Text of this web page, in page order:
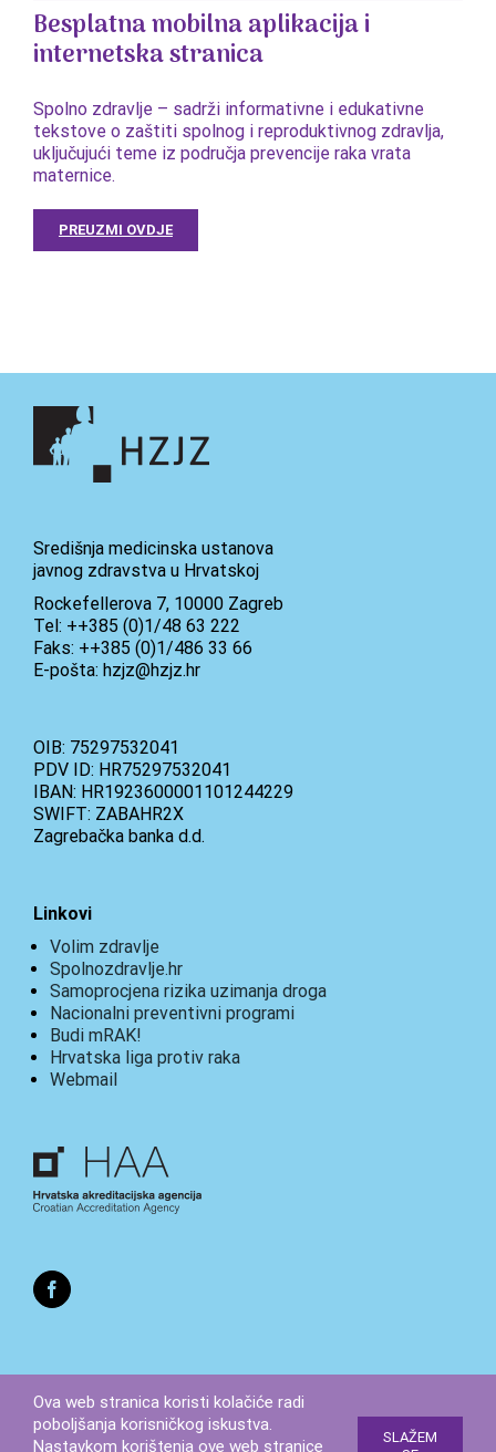
Besplatna mobilna aplikacija i
internetska stranica
Spolno zdravlje – sadrži informativne i edukativne
tekstove o zaštiti spolnog i reproduktivnog zdravlja,
uključujući teme iz područja prevencije raka vrata
maternice.
PREUZMI OVDJE
Središnja medicinska ustanova
javnog zdravstva u Hrvatskoj
Rockefellerova 7, 10000 Zagreb
Tel: ++385 (0)1/48 63 222
Faks: ++385 (0)1/486 33 66
E-pošta: hzjz@hzjz.hr
OIB: 75297532041
PDV ID: HR75297532041
IBAN: HR1923600001101244229
SWIFT: ZABAHR2X
Zagrebačka banka d.d.
Linkovi
Volim zdravlje
Spolnozdravlje.hr
Samoprocjena rizika uzimanja droga
Nacionalni preventivni programi
Budi mRAK!
Hrvatska liga protiv raka
Webmail
Copyright 2023 |Nacionalni program ranog otkrivanja raka
Ova web stranica koristi kolačiće radi
poboljšanja korisničkog iskustva.
Nastavkom korištenja ove web stranice
SLAŽEM